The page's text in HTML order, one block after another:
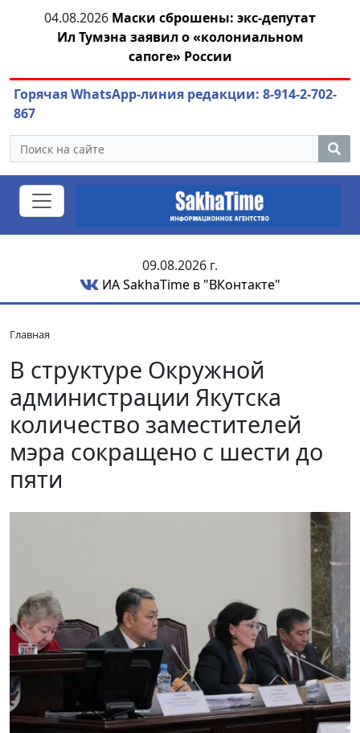
04.08.2026 Маски сброшены: экс-депутат
Ил Тумэна заявил о «колониальном
сапоге» России
Горячая WhatsApp-линия редакции: 8-914-2-702-
867
09.08.2026 г.
ИА SakhaTime в "ВКонтакте"
Главная
В структуре Окружной
администрации Якутска
количество заместителей
мэра сокращено с шести до
пяти